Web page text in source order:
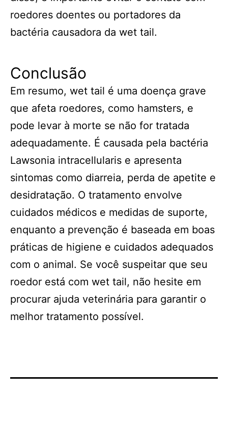
roedores doentes ou portadores da
bactéria causadora da wet tail.
Conclusão
Em resumo, wet tail é uma doença grave
que afeta roedores, como hamsters, e
pode levar à morte se não for tratada
adequadamente. É causada pela bactéria
Lawsonia intracellularis e apresenta
sintomas como diarreia, perda de apetite e
desidratação. O tratamento envolve
cuidados médicos e medidas de suporte,
enquanto a prevenção é baseada em boas
práticas de higiene e cuidados adequados
com o animal. Se você suspeitar que seu
roedor está com wet tail, não hesite em
procurar ajuda veterinária para garantir o
melhor tratamento possível.